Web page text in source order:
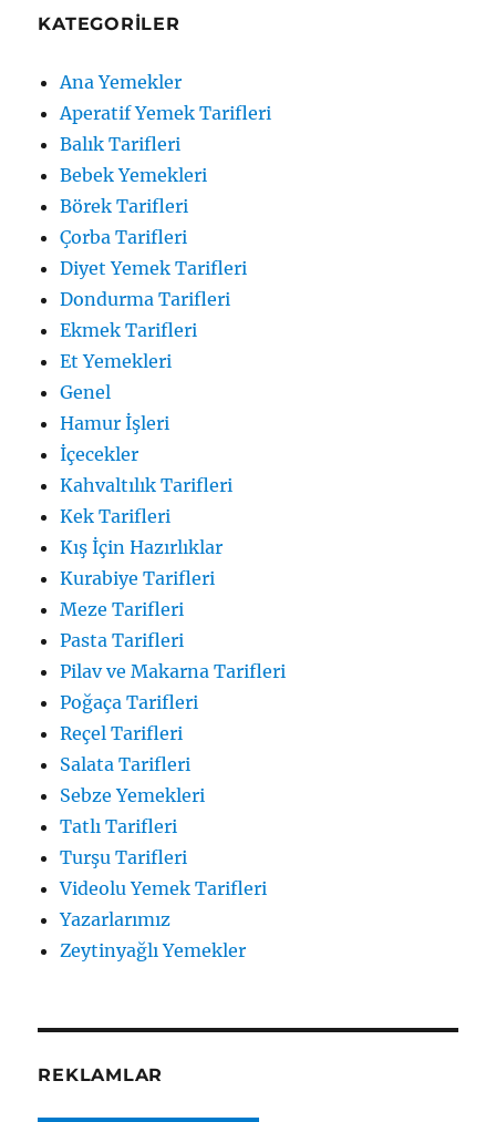
KATEGORILER
Ana Yemekler
Aperatif Yemek Tarifleri
Balık Tarifleri
Bebek Yemekleri
Börek Tarifleri
Çorba Tarifleri
Diyet Yemek Tarifleri
Dondurma Tarifleri
Ekmek Tarifleri
Et Yemekleri
Genel
Hamur İşleri
İçecekler
Kahvaltılık Tarifleri
Kek Tarifleri
Kış İçin Hazırlıklar
Kurabiye Tarifleri
Meze Tarifleri
Pasta Tarifleri
Pilav ve Makarna Tarifleri
Poğaça Tarifleri
Reçel Tarifleri
Salata Tarifleri
Sebze Yemekleri
Tatlı Tarifleri
Turşu Tarifleri
Videolu Yemek Tarifleri
Yazarlarımız
Zeytinyağlı Yemekler
REKLAMLAR